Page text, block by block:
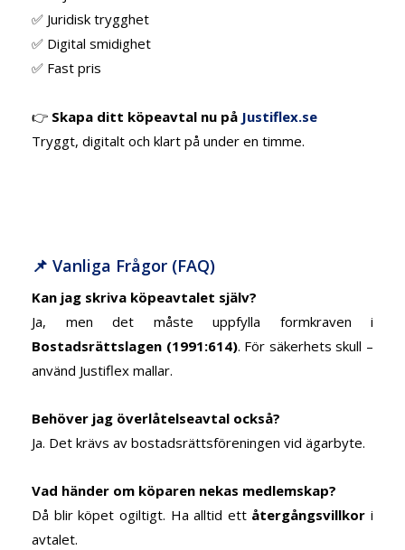
✅ Juridisk trygghet
✅ Digital smidighet
✅ Fast pris
👉 Skapa ditt köpeavtal nu på Justiflex.se
Tryggt, digitalt och klart på under en timme.
📌 Vanliga Frågor (FAQ)
Kan jag skriva köpeavtalet själv?
Ja, men det måste uppfylla formkraven i
Bostadsrättslagen (1991:614). För säkerhets skull –
använd Justiflex mallar.
Behöver jag överlåtelseavtal också?
Ja. Det krävs av bostadsrättsföreningen vid ägarbyte.
Vad händer om köparen nekas medlemskap?
Då blir köpet ogiltigt. Ha alltid ett återgångsvillkor i
avtalet.